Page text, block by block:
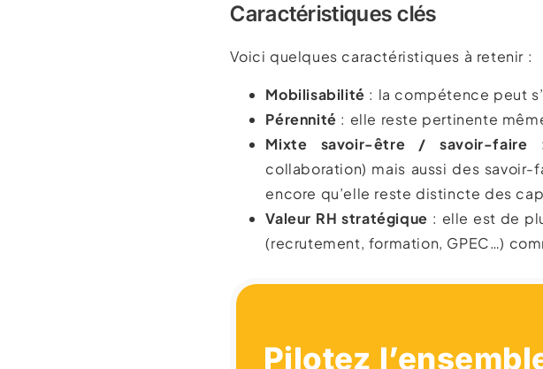
Caractéristiques clés
Voici quelques caractéristiques à retenir :
Mobilisabilité : la compétence peut
Pérennité : elle reste pertinente
Mixte savoir-être / savoir-faire
collaboration) mais aussi des
encore qu’elle reste distincte des
Valeur RH stratégique : elle est de
(recrutement, formation, GPEC…)
Pilotez